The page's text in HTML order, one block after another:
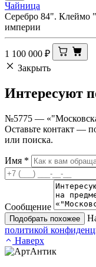
Чайница
Серебро 84". Клеймо
империи
1 100 000 ₽
Закрыть
Интересуют
№5775 —
Оставьте контакт —
или поиска.
Имя *
Сообщение
Подобрать похожее
политикой
Наверх